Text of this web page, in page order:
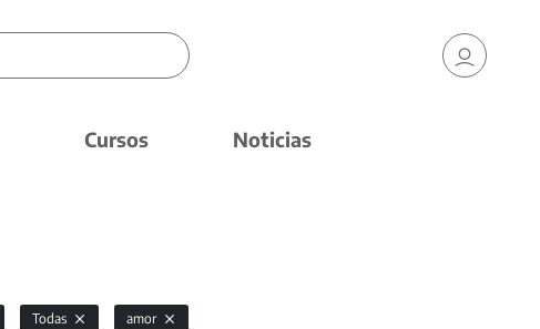
Cursos Noticias
Todas amor